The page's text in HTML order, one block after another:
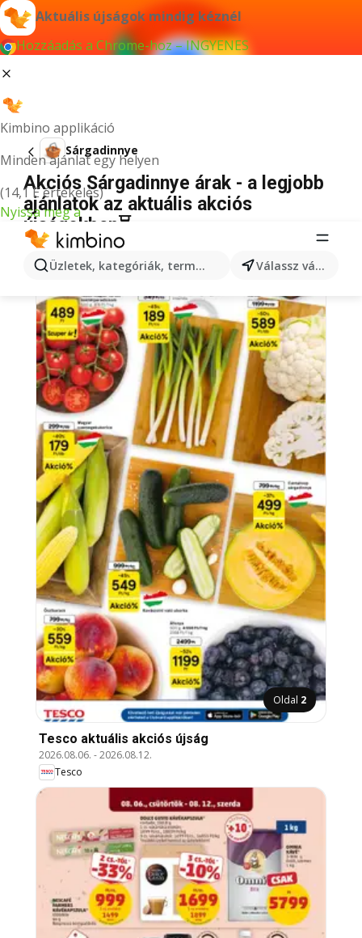
Aktuális újságok mindig kéznél
Hozzáadás a Chrome-hoz – INGYENES
Kimbino applikáció
Minden ajánlat egy helyen
(14,1 E értékelés)
Nyissa meg a
Üzletek, kategóriák, termékek keresése... Válassz várost
Sárgadinnye
Akciós Sárgadinnye árak - a legjobb
ajánlatok az aktuális akciós
újságokban⏳
Oldal 2
Tesco aktuális akciós újság
2026.08.06. -2026.08.12.
Tesco